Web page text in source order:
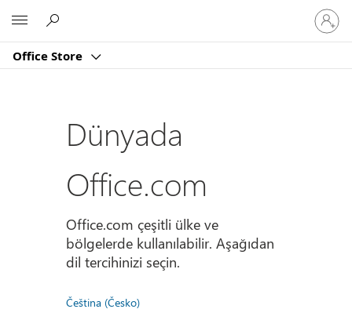
Office Store
oturum
açın
Dünyada
Office.com
Office.com çeşitli ülke ve
bölgelerde kullanılabilir. Aşağıdan
dil tercihinizi seçin.
Čeština (Česko)